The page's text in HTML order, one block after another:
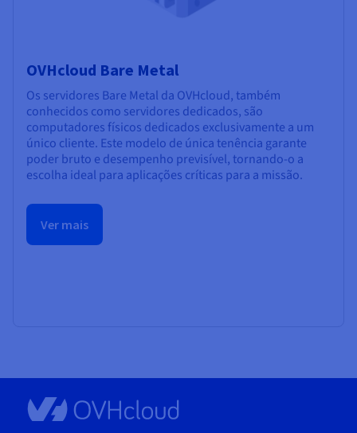
OVHcloud Bare Metal
Os servidores Bare Metal da OVHcloud, também
conhecidos como servidores dedicados, são
computadores físicos dedicados exclusivamente a um
único cliente. Este modelo de única tenência garante
poder bruto e desempenho previsível, tornando-o a
escolha ideal para aplicações críticas para a missão.
Ver mais